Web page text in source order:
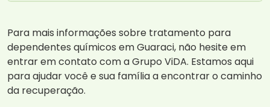
Para mais informações sobre tratamento para
dependentes químicos em Guaraci, não hesite em
entrar em contato com a Grupo ViDA. Estamos aqui
para ajudar você e sua família a encontrar o caminho
da recuperação.